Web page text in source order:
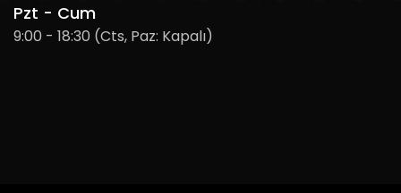
Pzt - Cum
9:00 - 18:30 (Cts, Paz: Kapalı)